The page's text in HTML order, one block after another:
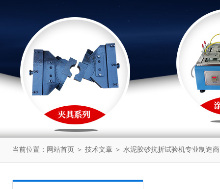
当前位置： 网站首页 ＞ 技术文章 ＞ 水泥胶砂抗折试验机专业制造商